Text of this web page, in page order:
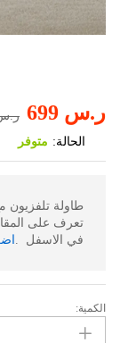
ر.س
الحالة: متوفر
طاولة تلفزيون
تعرف على
في الاسفل .
طاولة
تلفزيون
الكمية: